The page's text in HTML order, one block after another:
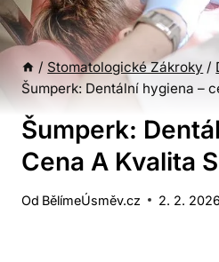
/ Stomatologické Zákroky /
Šumperk: Dentální hygiena –
Šumperk:
Cena A Kvalita
Od BělímeÚsměv.cz 2. 2. 2026